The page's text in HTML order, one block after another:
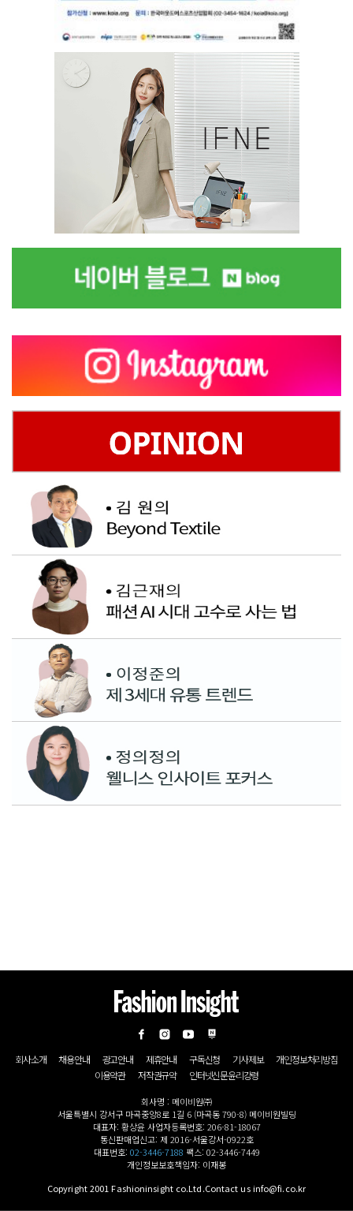
회사소개 채용안내 광고안내 제휴안내 구독신청 기사제보
개인정보처리방침
이용약관
저작권규약 인터넷신문윤리강령
회사명 : 메이비원㈜
서울특별시 강서구 마곡중앙8로 1길 6 (마곡동 790-8) 메이비원빌딩
대표자: 황상윤 사업자등록번호: 206-81-18067
통신판매업신고: 제 2016-서울강서-0922호
대표번호: 02-3446-7188 팩스: 02-3446-7449
개인정보보호책임자: 이재봉
Copyright 2001 Fashioninsight co.Ltd.Contact us info@fi.co.kr